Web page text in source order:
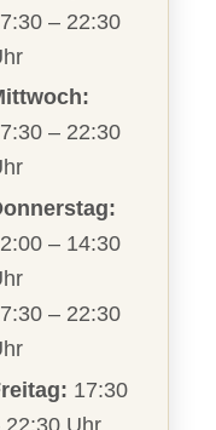
– 22:30
– 22:30
– 14:30
– 22:30
17:30
22:30 Uhr